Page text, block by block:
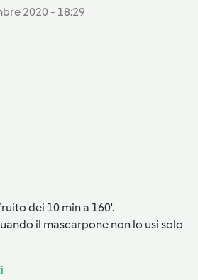
2020 - 18:29
dei 10 min a 160'.
il mascarpone non lo usi solo